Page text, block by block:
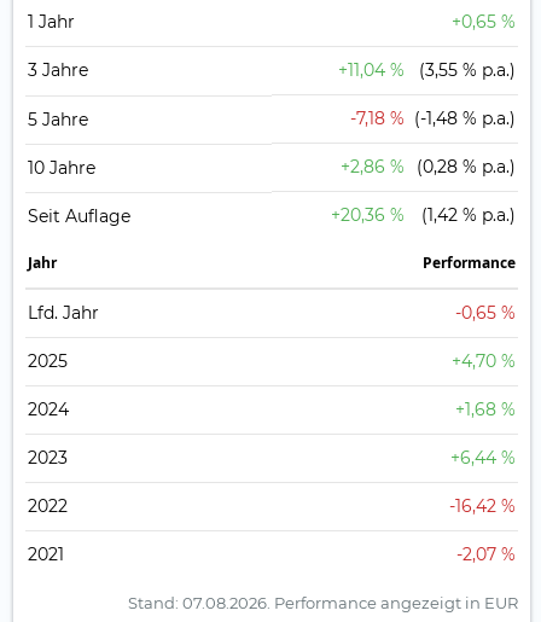
1 Jahr +0,65 %
3 Jahre +11,04 % (3,55 % p.a.)
5 Jahre -7,18 % (-1,48 % p.a.)
10 Jahre +2,86 % (0,28 % p.a.)
Seit Auflage +20,36 % (1,42 % p.a.)
Jahr Perfor­mance
Lfd. Jahr -0,65 %
2025 +4,70 %
2024 +1,68 %
2023 +6,44 %
2022 -16,42 %
2021 -2,07 %
Stand: 07.08.2026. Performance angezeigt in EUR